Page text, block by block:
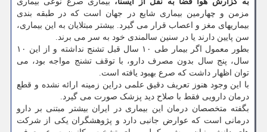
مزمن و چهارمین بیماری شایع در جهان است که در طبقه بندی
بیماریهای مغز و اعصاب قرار می گیرد. بیشتر مبتلایان به این بیماری،
سن پایین دارند یا در سنین سالمندی خود به سر می برند.
بطور معمول اگر بیمار طی ۱۰ سال قبل تشنج نداشته و از این ۱۰
سال، پنج سال بدون مصرف دارو، با توقف تشنج مواجه بود، می
توان اظهار داشت که صرع بهبود یافته است.
با این وجود هنوز تعریف دقیق علمی دراین زمینه ارائه نشده و قطع
درمان دارویی فقط با صلاح دید پزشک صورت می گیرد.
بگفته متخصصان درمان این بیماری در ایران بیشتر مبتنی بر دارو
درمانی است که عوارض جانبی دارد و پژوهشگران یکی از شرکت